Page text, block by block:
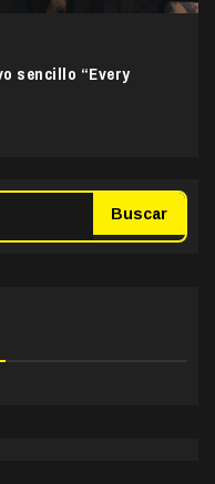
sencillo “Every
Buscar